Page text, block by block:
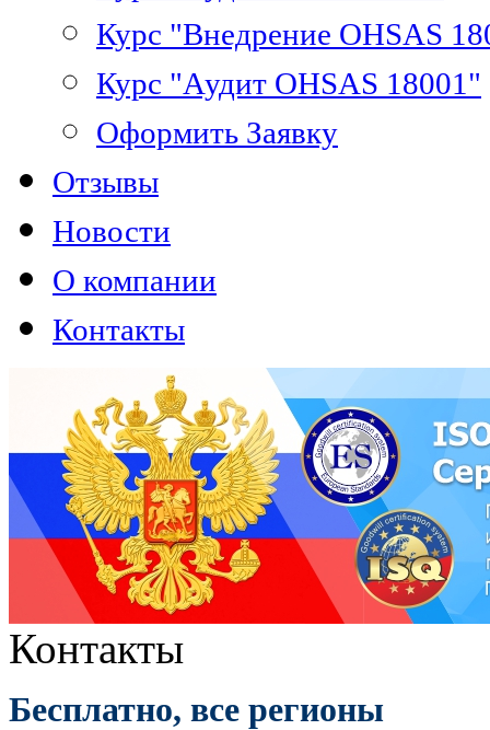
Курс "Внедрение OHSAS
Курс "Аудит OHSAS 18001"
Оформить Заявку
Отзывы
Новости
О компании
Контакты
Контакты
Бесплатно, все регионы